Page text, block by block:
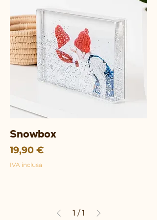
Snowbox
Prezzo
19,90 €
IVA inclusa
1 / 1